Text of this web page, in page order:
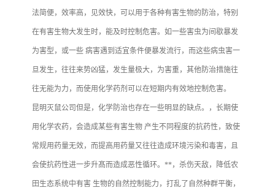
法简便，效率高，见效快，可以用于各种有害生物的防治，特别
在有害生物大发生时，能及时控制危害。如一些害虫为间歇暴发
为害型，或一些 病害遇到适宜条件便暴发流行，而这些病虫害一
旦发生，往往来势凶猛，发生量极大，为害重，其他防治措施往
往无能为力，而使用化学药剂可以在短期内有效地控制危害。
昆明灭鼠公司但是，化学防治也存在一些明显的缺点。，长期使
用化学农药，会造成某些有害生物 产生不同程度的抗药性，致使
常规用药量无效，而提高用药量又往往造成环境污染和毒害，且
会使抗药性进一步升髙而造成恶性循环。**，杀伤天敌，降低农
田生态系统中有害 生物的自然控制能力，打乱了自然种群平衡，